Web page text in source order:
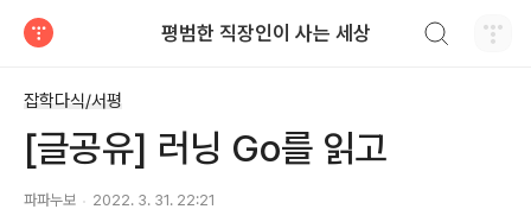
평범한 직장인이 사는 세상
잡학다식/서평
[글공유] 러닝 Go를 읽고
파파누보 2022. 3. 31. 22:21